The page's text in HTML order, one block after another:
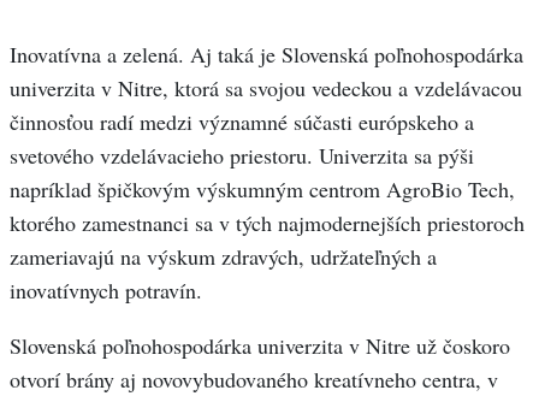
Inovatívna a zelená. Aj taká je Slovenská poľnohospodárka
univerzita v Nitre, ktorá sa svojou vedeckou a vzdelávacou
činnosťou radí medzi významné súčasti európskeho a
svetového vzdelávacieho priestoru. Univerzita sa pýši
napríklad špičkovým výskumným centrom AgroBio Tech,
ktorého zamestnanci sa v tých najmodernejších priestoroch
zameriavajú na výskum zdravých, udržateľných a
inovatívnych potravín.
Slovenská poľnohospodárka univerzita v Nitre už čoskoro
otvorí brány aj novovybudovaného kreatívneho centra, v